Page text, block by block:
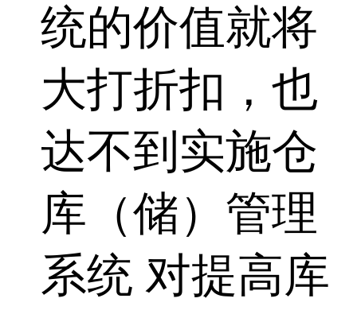
统的价值就将
大打折扣，也
达不到实施仓
库（储）管理
系统 对提高库